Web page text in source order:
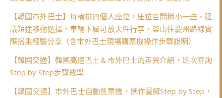
【韓國市外巴士】每橫排四個人座位，座位空間稍小一些、建
議短途移動選擇，車輛下層可放大件行李，釜山往慶州路線實
際搭乘經驗分享（含市外巴士現場購票機操作步驟說明）
【韓國交通】韓國高速巴士＆市外巴士的差異介紹，班次查詢
Step by Step步驟教學
【韓國交通】市外巴士自動售票機，操作圖解Step by Step，